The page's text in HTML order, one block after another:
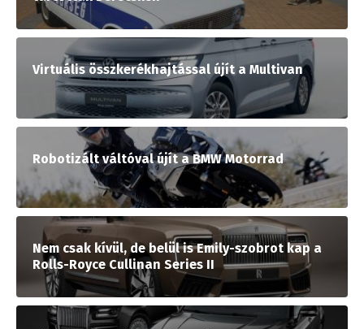
Virtuális összkerékhajtással újít a Multivan
Robotizált váltóval újít a BMW Motorrad
Nem csak kívül, de belül is Emily-szobrot kap a
Rolls-Royce Cullinan Series II